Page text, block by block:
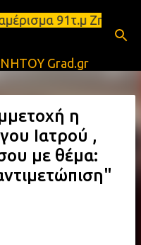
περιεχόμενο
91τ.μ
Grad.gr
η
Ιατρού ,
με θέμα: